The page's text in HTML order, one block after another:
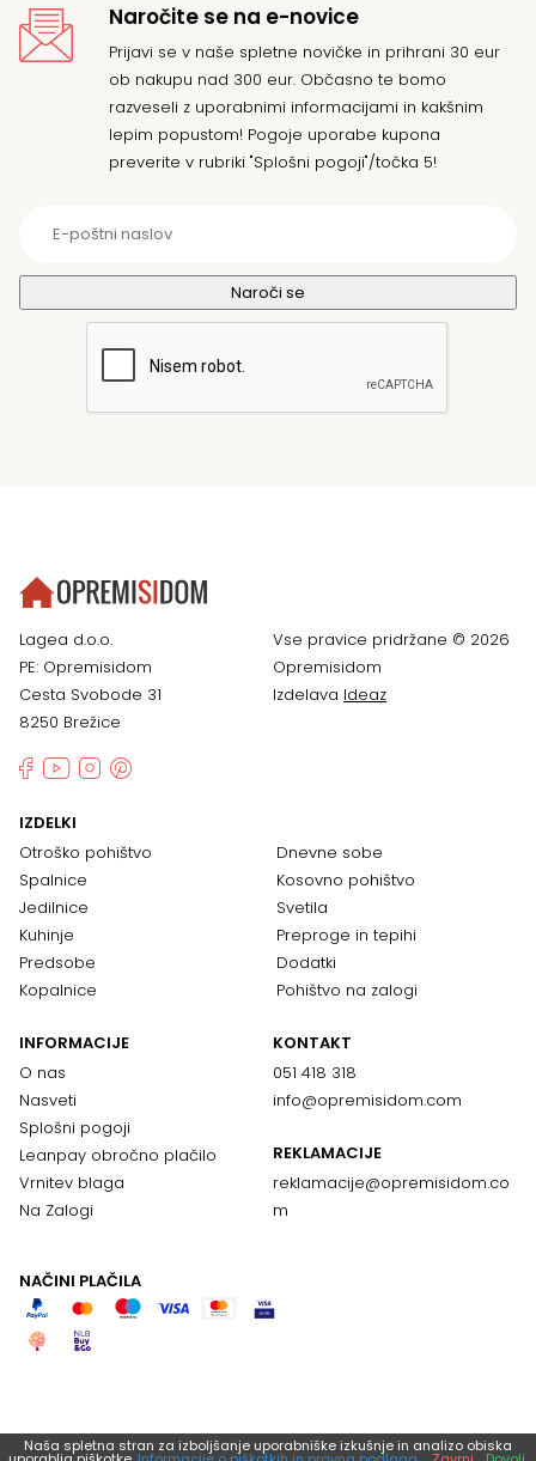
Naročite se na e-novice
Prijavi se v naše spletne novičke in prihrani 30 eur
ob nakupu nad 300 eur. Občasno te bomo
razveseli z uporabnimi informacijami in kakšnim
lepim popustom! Pogoje uporabe kupona
preverite v rubriki "Splošni pogoji"/točka 5!
Lagea d.o.o.
PE: Opremisidom
Cesta Svobode 31
8250 Brežice
Vse pravice pridržane © 2026
Opremisidom
Izdelava Ideaz
IZDELKI
Otroško pohištvo
Spalnice
Jedilnice
Kuhinje
Predsobe
Kopalnice
Dnevne sobe
Kosovno pohištvo
Svetila
Preproge in tepihi
Dodatki
Pohištvo na zalogi
INFORMACIJE
O nas
Nasveti
Splošni pogoji
Leanpay obročno plačilo
Vrnitev blaga
Na Zalogi
KONTAKT
051 418 318
info@opremisidom.com
REKLAMACIJE
reklamacije@opremisidom.co
m
NAČINI PLAČILA
Naša spletna stran za izboljšanje uporabniške izkušnje in analizo obiska